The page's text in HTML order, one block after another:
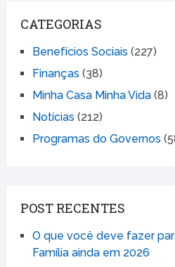
CATEGORIAS
Benefícios Sociais (227)
Finanças (38)
Minha Casa Minha Vida(8)
Notícias (212)
Programas do Governos
POST RECENTES
O que você deve fazer
Família ainda em 2026